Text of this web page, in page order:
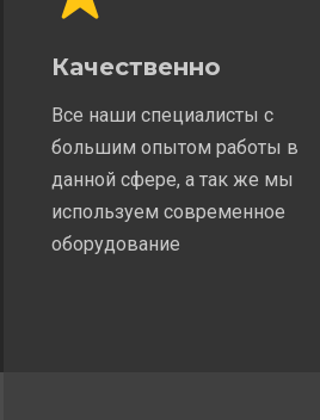
Качественно
Все наши специалисты с
большим опытом работы в
данной сфере, а так же мы
используем современное
оборудование